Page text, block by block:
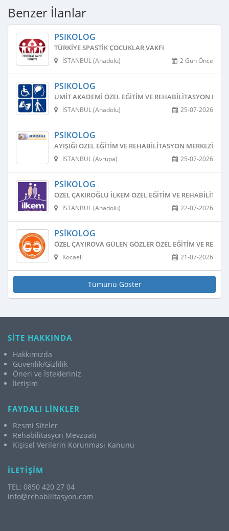
Benzer İlanlar
PSIKOLOG
TÜRKIYE SPASTIK ÇOCUKLAR VAKFI
2 Gün Önce
İSTANBUL (Anadolu)
PSIKOLOG
ÜMIT AKADEMI ÖZEL EĞITIM VE REHABILITASYON
25-07-2026
İSTANBUL (Anadolu)
PSIKOLOG
AYIŞIĞI ÖZEL EĞITIM VE REHABILITASYON MERKEZI
25-07-2026
İSTANBUL (Avrupa)
PSIKOLOG
ÖZEL ÇAKIROĞLU İLKEM ÖZEL EĞITIM VE
22-07-2026
İSTANBUL (Anadolu)
PSIKOLOG
ÖZEL ÇAYIROVA GÜLEN GÖZLER ÖZEL EĞITIM VE
21-07-2026
Kocaeli
Tümünü Göster
SİTE HAKKINDA
Hakkımızda
Güvenlik/Gizlilik
Öneri ve İstekleriniz
İletişim
FAYDALI LİNKLER
Resmi Siteler
Rehabilitasyon Mevzuatı
Kişisel Verilerin Korunması Kanunu
İLETİŞİM
TEL: 0850 420 27 04
info
rehabilitasyon.com